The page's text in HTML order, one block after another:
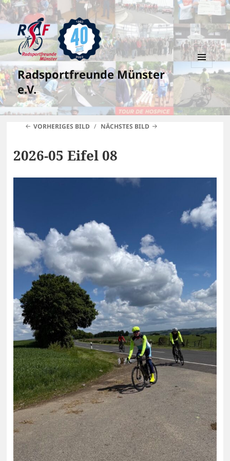
Radsportfreunde Münster
e.V.
MENÜ
UND
WIDGETS
VORHERIGES BILD NÄCHSTES BILD
2026-05 Eifel 08